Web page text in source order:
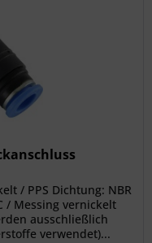
/ PPS Dichtung: NBR
/ Messing vernickelt
ausschließlich
verwendet)...